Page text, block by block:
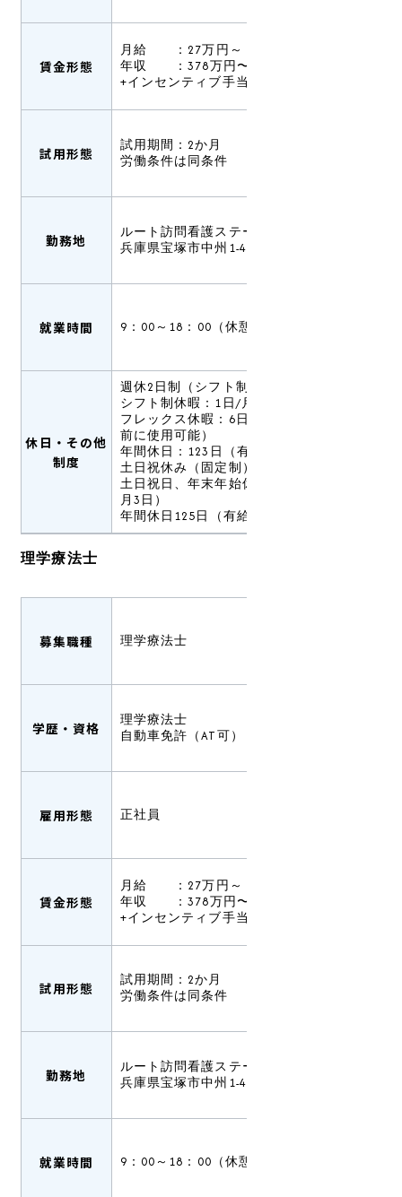
賃金形態
月給 ：27万円～
年収 ：378万円〜（賞与込み）
+インセンティブ手当有あり
試用形態
試用期間：2か月
労働条件は同条件
勤務地
ルート訪問看護ステーション宝塚
兵庫県宝塚市中州1-4-23-101
就業時間 9：00～18：00（休憩60分）
休日・その他
制度
週休2日制（シフト制）
シフト制休暇：1日/月
フレックス休暇：6日/年（有給休暇発生
前に使用可能）
年間休日：123日（有給休暇は別途支給）
土日祝休み（固定制）
土日祝日、年末年始休暇（12月30日～1
月3日）
年間休日125日（有給休暇は別途支給）
理学療法士
募集職種 理学療法士
学歴・資格
理学療法士
自動車免許（AT可）
雇用形態 正社員
賃金形態
月給 ：27万円～
年収 ：378万円〜（賞与込み）
+インセンティブ手当有あり
試用形態
試用期間：2か月
労働条件は同条件
勤務地
ルート訪問看護ステーション宝塚
兵庫県宝塚市中州1-4-23-101
就業時間 9：00～18：00（休憩60分）